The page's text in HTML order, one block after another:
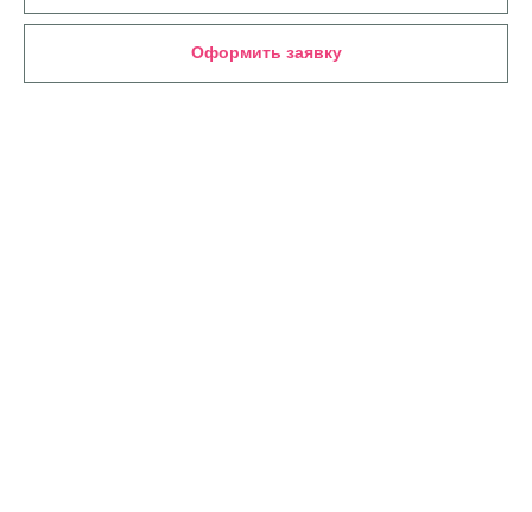
Оформить заявку